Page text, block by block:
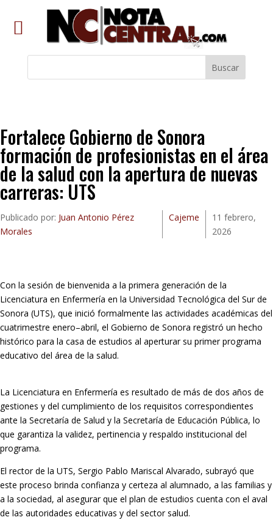
Buscar
Fortalece Gobierno de Sonora
formación de profesionistas en el área
de la salud con la apertura de nuevas
carreras: UTS
Publicado por: Juan Antonio Pérez
Morales
Cajeme
11 febrero,
2026
Con la sesión de bienvenida a la primera generación de la
Licenciatura en Enfermería en la Universidad Tecnológica del Sur de
Sonora (UTS), que inició formalmente las actividades académicas del
cuatrimestre enero–abril, el Gobierno de Sonora registró un hecho
histórico para la casa de estudios al aperturar su primer programa
educativo del área de la salud.
La Licenciatura en Enfermería es resultado de más de dos años de
gestiones y del cumplimiento de los requisitos correspondientes
ante la Secretaría de Salud y la Secretaría de Educación Pública, lo
que garantiza la validez, pertinencia y respaldo institucional del
programa.
El rector de la UTS, Sergio Pablo Mariscal Alvarado, subrayó que
este proceso brinda confianza y certeza al alumnado, a las familias y
a la sociedad, al asegurar que el plan de estudios cuenta con el aval
de las autoridades educativas y del sector salud.